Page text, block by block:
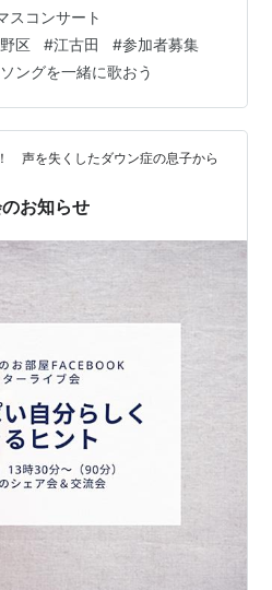
★練習日★ 11月14・21・
時間：午前9：30～11：30
）23（火）28（日） ★会場
ースまたは多目的ルーム ★参
スコンサート
区 #江古田 #参加者募集
ングを一緒に歌おう
声を失くしたダウン症の息子から
お知らせ